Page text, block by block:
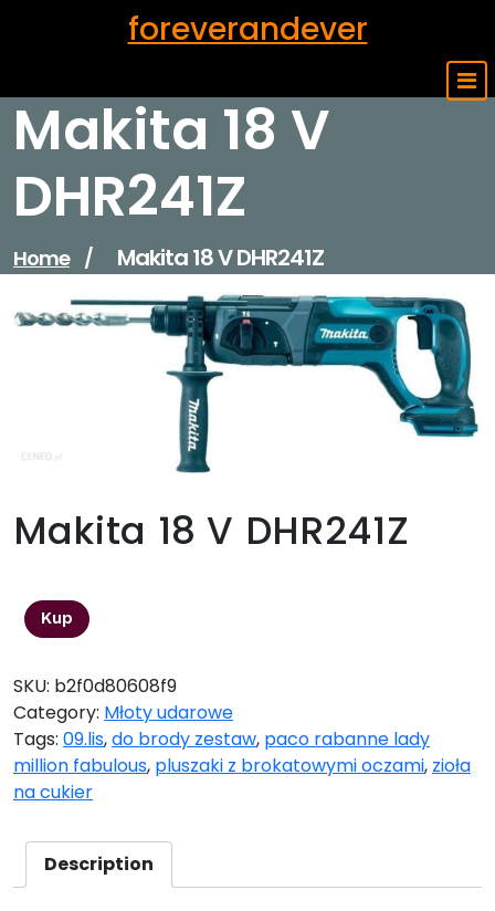
foreverandever
Makita 18 V
DHR241Z
Home / Makita 18 V DHR241Z
Makita 18 V DHR241Z
Kup
SKU: b2f0d80608f9
Category: Młoty udarowe
Tags: 09.lis,do brody zestaw, paco rabanne lady
million fabulous, pluszaki z brokatowymi oczami, zioła
na cukier
Description